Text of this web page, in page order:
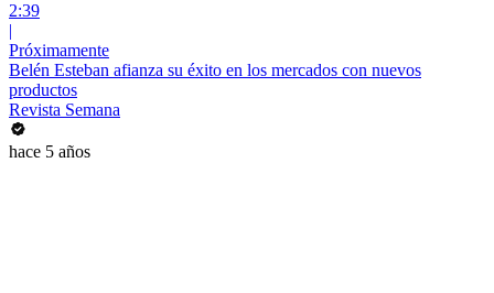
2:39
|
Próximamente
Belén Esteban afianza su éxito en los mercados con nuevos
productos
Revista Semana
hace 5 años